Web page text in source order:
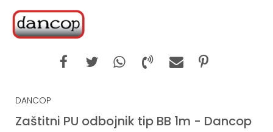
DANCOP
Zaštitni PU odbojnik tip BB 1m - Dancop